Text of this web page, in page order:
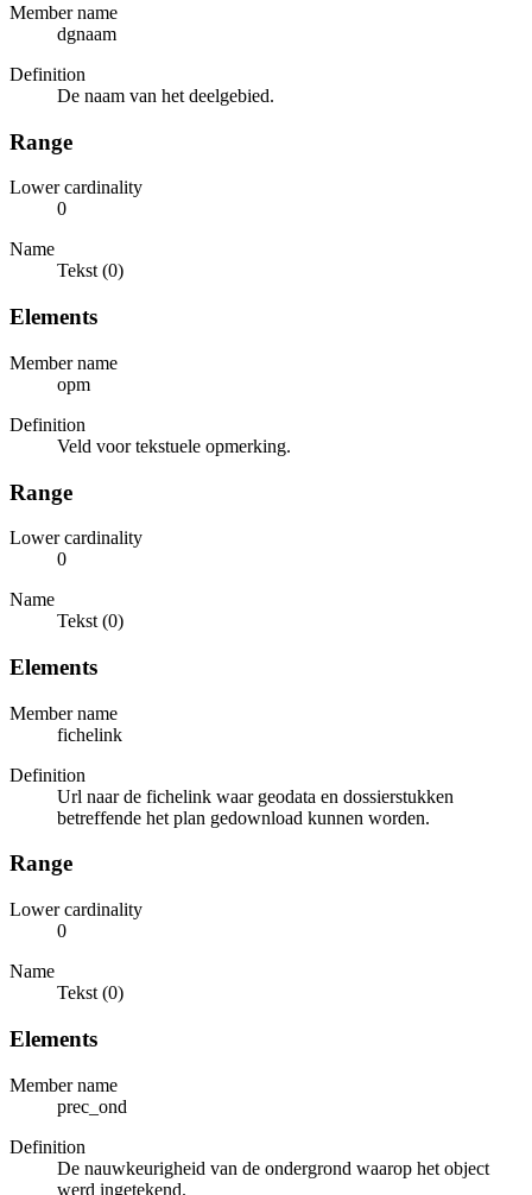
Member name
dgnaam
Definition
De naam van het deelgebied.
Range
Lower cardinality
0
Name
Tekst (0)
Elements
Member name
opm
Definition
Veld voor tekstuele opmerking.
Range
Lower cardinality
0
Name
Tekst (0)
Elements
Member name
fichelink
Definition
Url naar de fichelink waar geodata en dossierstukken
betreffende het plan gedownload kunnen worden.
Range
Lower cardinality
0
Name
Tekst (0)
Elements
Member name
prec_ond
Definition
De nauwkeurigheid van de ondergrond waarop het object
werd ingetekend.